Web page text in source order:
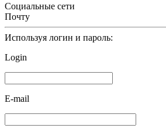
Социальные сети
Почту
Используя логин и пароль:
Login
E-mail